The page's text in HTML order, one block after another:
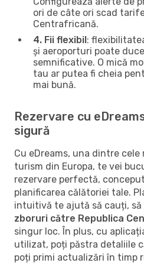
ori de câte ori scad
Centrafricană.
4. Fii flexibil:
și aeroporturi poate
semnificative. O mică
tau ar putea fi cheia
mai bună.
Rezervare cu
sigură
Cu eDreams, una dintre
turism din Europa, te vei
rezervare perfectă,
planificarea călătoriei tale.
intuitivă te ajută să cauți, să
zboruri către Republica
singur loc. În plus, cu
utilizat, poți păstra detaliile
poți primi actualizări în timp